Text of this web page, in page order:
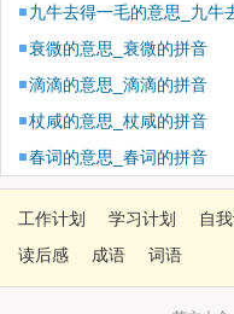
九牛去得一毛的意思_九牛
衰微的意思_衰微的拼音
滴滴的意思_滴滴的拼音
杖咸的意思_杖咸的拼音
春词的意思_春词的拼音
工作计划 学习计划 自
读后感
成语 词语